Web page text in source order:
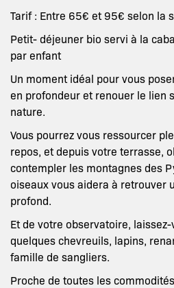
Tarif : Entre 65€ et 95€ selon la
Petit- déjeuner bio servi à la
par enfant
Un moment idéal pour vous
en profondeur et renouer le lien
nature.
Vous pourrez vous ressourcer
repos, et depuis votre terrasse,
contempler les montagnes des
oiseaux vous aidera à retrouver
profond.
Et de votre observatoire,
quelques chevreuils, lapins,
famille de sangliers.
Proche de toutes les